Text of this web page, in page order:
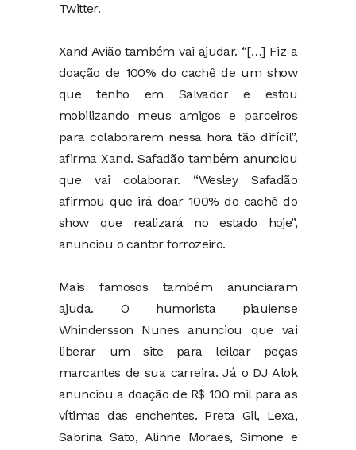
Twitter.
Xand Avião também vai ajudar. “[…] Fiz a
doação de 100% do cachê de um show
que tenho em Salvador e estou
mobilizando meus amigos e parceiros
para colaborarem nessa hora tão difícil”,
afirma Xand. Safadão também anunciou
que vai colaborar. “Wesley Safadão
afirmou que irá doar 100% do cachê do
show que realizará no estado hoje”,
anunciou o cantor forrozeiro.
Mais famosos também anunciaram
ajuda. O humorista piauiense
Whindersson Nunes anunciou que vai
liberar um site para leiloar peças
marcantes de sua carreira. Já o DJ Alok
anunciou a doação de R$ 100 mil para as
vítimas das enchentes. Preta Gil, Lexa,
Sabrina Sato, Alinne Moraes, Simone e